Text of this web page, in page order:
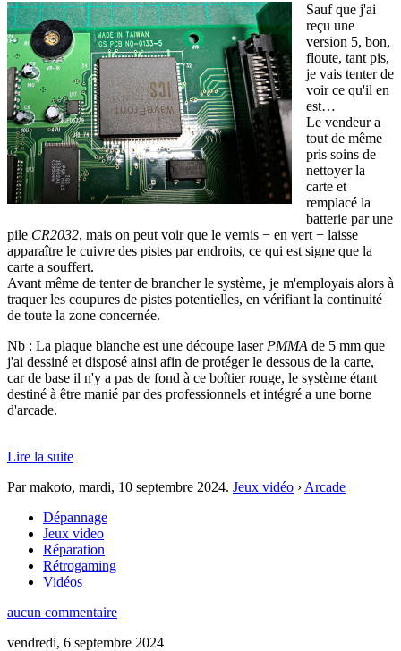
Sauf que j'ai
reçu une
version 5, bon,
floute, tant pis,
je vais tenter de
voir ce qu'il en
est…
Le vendeur a
tout de même
pris soins de
nettoyer la
carte et
remplacé la
batterie par une
pile CR2032, mais on peut voir que le vernis − en vert − laisse
apparaître le cuivre des pistes par endroits, ce qui est signe que la
carte a souffert.
Avant même de tenter de brancher le système, je m'employais alors à
traquer les coupures de pistes potentielles, en vérifiant la continuité
de toute la zone concernée.
Nb : La plaque blanche est une découpe laser PMMA de 5 mm que
j'ai dessiné et disposé ainsi afin de protéger le dessous de la carte,
car de base il n'y a pas de fond à ce boîtier rouge, le système étant
destiné à être manié par des professionnels et intégré a une borne
d'arcade.
Lire la suite
Par makoto, mardi, 10 septembre 2024. Jeux vidéo › Arcade
Dépannage
Jeux video
Réparation
Rétrogaming
Vidéos
aucun commentaire
vendredi, 6 septembre 2024